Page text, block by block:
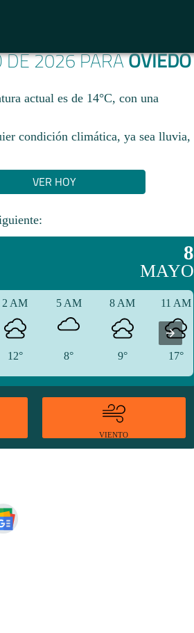
DE 2026 PARAOVIEDO
actual es de 14°C, con una
condición climática, ya sea lluvia,
VER HOY
8
MAYO
2 AM
12°
5 AM
8°
8 AM
9°
11 AM
17°
VIENTO